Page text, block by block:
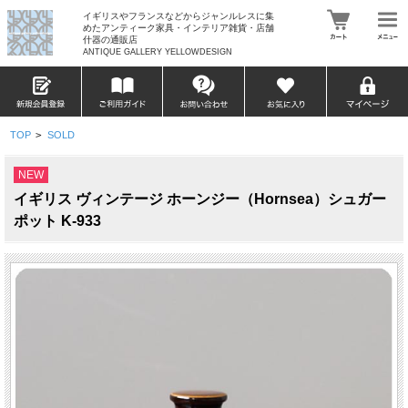
イギリスやフランスなどからジャンルレスに集
めたアンティーク家具・インテリア雑貨・店舗
什器の通販店
ANTIQUE GALLERY YELLOWDESIGN
TOP > SOLD
NEW
イギリス ヴィンテージ ホーンジー（Hornsea）シュガー
ポット K-933